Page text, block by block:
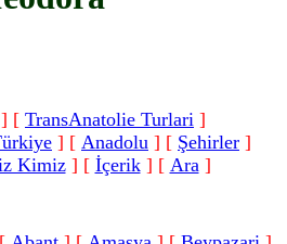
] [ TransAnatolie Turlari ]
] [ Anadolu ] [ Şehirler ]
Kimiz] [ İçerik] [ Ara]